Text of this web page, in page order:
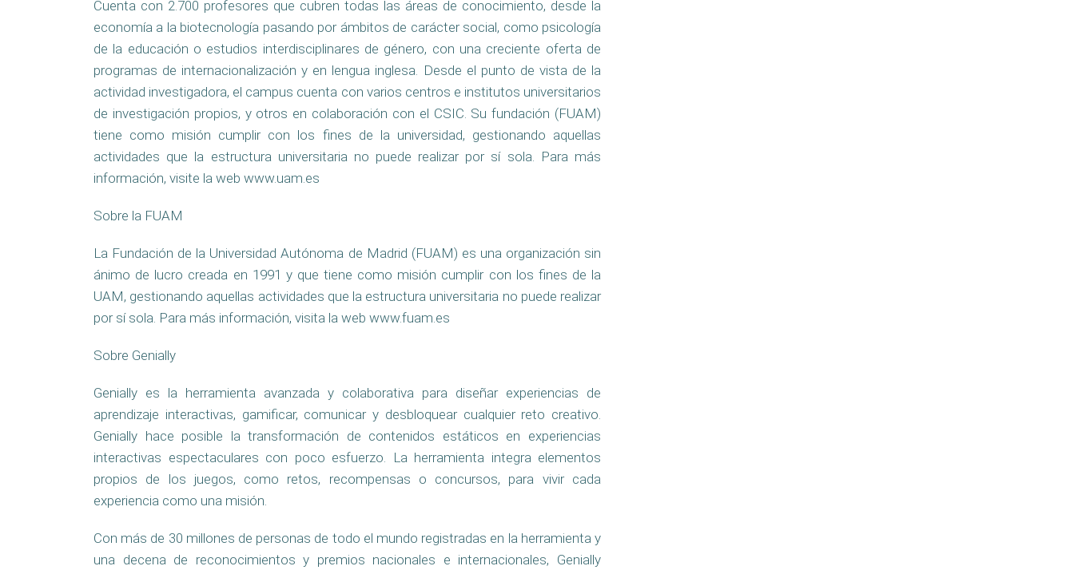
Cuenta con 2.700 profesores que cubren todas las áreas de conocimiento, desde la
economía a la biotecnología pasando por ámbitos de carácter social, como psicología
de la educación o estudios interdisciplinares de género, con una creciente oferta de
programas de internacionalización y en lengua inglesa. Desde el punto de vista de la
actividad investigadora, el campus cuenta con varios centros e institutos universitarios
de investigación propios, y otros en colaboración con el CSIC. Su fundación (FUAM)
tiene como misión cumplir con los fines de la universidad, gestionando aquellas
actividades que la estructura universitaria no puede realizar por sí sola. Para más
información, visite la web www.uam.es
Sobre la FUAM
La Fundación de la Universidad Autónoma de Madrid (FUAM) es una organización sin
ánimo de lucro creada en 1991 y que tiene como misión cumplir con los fines de la
UAM, gestionando aquellas actividades que la estructura universitaria no puede realizar
por sí sola. Para más información, visita la web www.fuam.es
Sobre Genially
Genially es la herramienta avanzada y colaborativa para diseñar experiencias de
aprendizaje interactivas, gamificar, comunicar y desbloquear cualquier reto creativo.
Genially hace posible la transformación de contenidos estáticos en experiencias
interactivas espectaculares con poco esfuerzo. La herramienta integra elementos
propios de los juegos, como retos, recompensas o concursos, para vivir cada
experiencia como una misión.
Con más de 30 millones de personas de todo el mundo registradas en la herramienta y
una decena de reconocimientos y premios nacionales e internacionales, Genially